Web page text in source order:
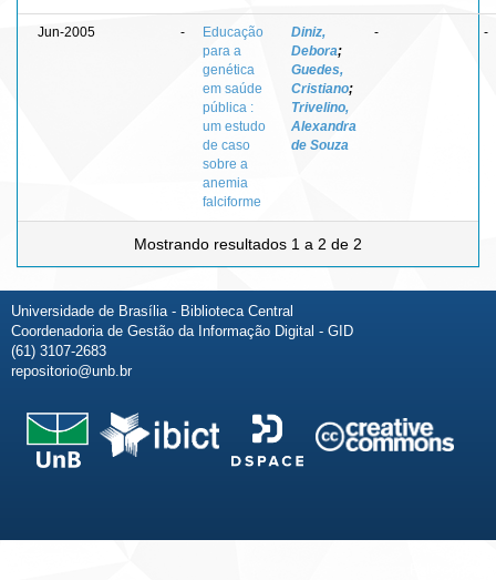
Jun-2005 -
Educação
para a
genética
em saúde
pública :
um estudo
de caso
sobre a
anemia
falciforme
Diniz,
Debora;
Guedes,
Cristiano;
Trivelino,
Alexandra
de Souza
- -
Mostrando resultados 1 a 2 de 2
Universidade de Brasília - Biblioteca Central
Coordenadoria de Gestão da Informação Digital - GID
(61) 3107-2683
repositorio@unb.br